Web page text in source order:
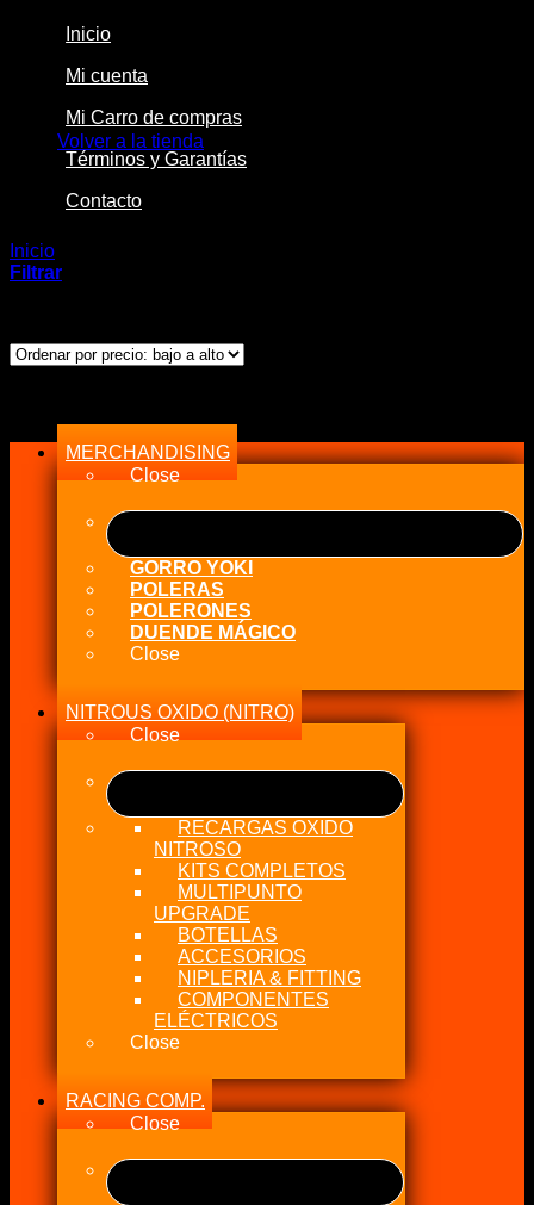
Volver a la tienda
Inicio
Mi cuenta
Mi Carro de compras
Términos y Garantías
Contacto
Inicio
Filtrar
MERCHANDISING
Close
GORRO YOKI
POLERAS
POLERONES
DUENDE MÁGICO
Close
NITROUS OXIDO (NITRO)
Close
RECARGAS OXIDO
NITROSO
KITS COMPLETOS
MULTIPUNTO
UPGRADE
BOTELLAS
ACCESORIOS
NIPLERIA & FITTING
COMPONENTES
ELÉCTRICOS
Close
RACING COMP.
Close